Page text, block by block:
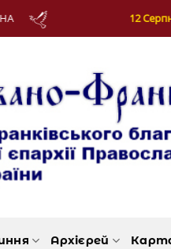
МОЛОДІ
Архієрей